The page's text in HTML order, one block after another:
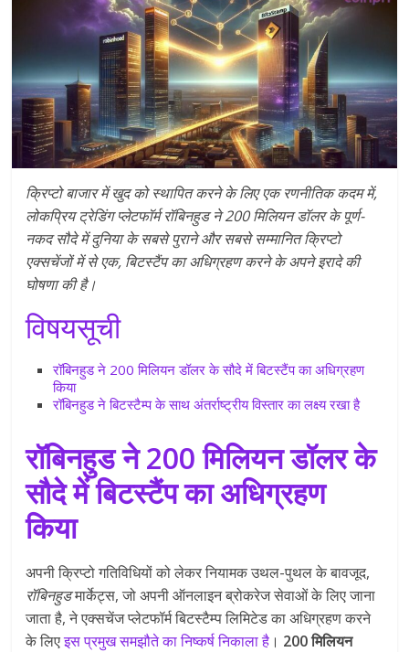
क्रिप्टो बाजार में खुद को स्थापित करने के लिए एक रणनीतिक कदम में,
लोकप्रिय ट्रेडिंग प्लेटफॉर्म रॉबिनहुड ने 200 मिलियन डॉलर के पूर्ण-
नकद सौदे में दुनिया के सबसे पुराने और सबसे सम्मानित क्रिप्टो
एक्सचेंजों में से एक, बिटस्टैंप का अधिग्रहण करने के अपने इरादे की
घोषणा की है।
विषयसूची
रॉबिनहुड ने 200 मिलियन डॉलर के सौदे में बिटस्टैंप का अधिग्रहण
किया
रॉबिनहुड ने बिटस्टैम्प के साथ अंतर्राष्ट्रीय विस्तार का लक्ष्य रखा है
रॉबिनहुड ने 200 मिलियन डॉलर के
सौदे में बिटस्टैंप का अधिग्रहण
किया
अपनी क्रिप्टो गतिविधियों को लेकर नियामक उथल-पुथल के बावजूद,
रॉबिनहुडमार्केट्स, जो अपनी ऑनलाइन ब्रोकरेज सेवाओं के लिए जाना
जाता है, ने एक्सचेंज प्लेटफॉर्म बिटस्टैम्प लिमिटेड का अधिग्रहण करने
के लिएइस प्रमुख समझौते का निष्कर्ष निकाला है । 200 मिलियन